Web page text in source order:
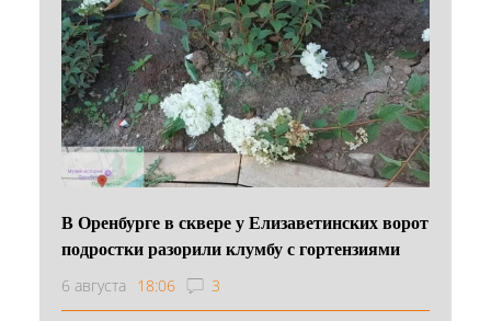
В Оренбурге в сквере у Елизаветинских ворот
подростки разорили клумбу с гортензиями
6 августа 18:06 3